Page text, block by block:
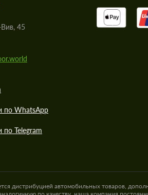
45
по WhatsApp
по Telegram
дистрибуцией автомобильных товаров,